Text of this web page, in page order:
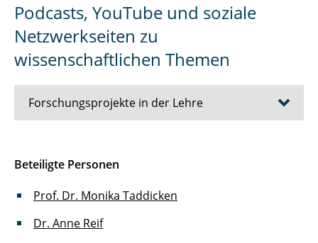
Podcasts, YouTube und soziale
Netzwerkseiten zu
wissenschaftlichen Themen
Forschungsprojekte in der Lehre
Onlinevideos
Podcasts, YouTube und soziale
Netzwerkseiten zu wissenschaftlichen
Themen
Beteiligte Personen
Prof. Dr. Monika Taddicken
Dr. Anne Reif